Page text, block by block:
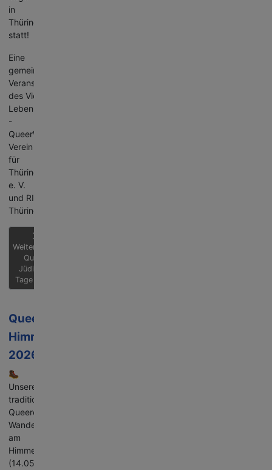
in
Thüringen
statt!
Eine
gemeinsame
Veranstaltungsreihe
des Vielfalt
Leben
-
QueerWeg
Verein
für
Thüringen
e. V.
und RIAS
Thüringen.
Weiterlesen:
Queer
Jüdische
Tage 2026
Queere
Himmelfahrtswanderung
2026
🥾
Unsere
traditionelle
Queere
Wanderung
am
Himmelfahrtstag
(14.05.2026)